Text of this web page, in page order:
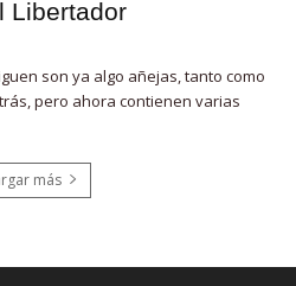
Libertador
son ya algo añejas, tanto como
pero ahora contienen varias
más